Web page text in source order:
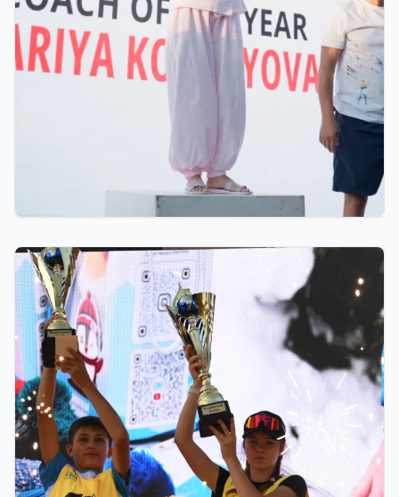
Қостанайлық бапкер биатлоннан үздік балалар
жаттықтырушысы атанды